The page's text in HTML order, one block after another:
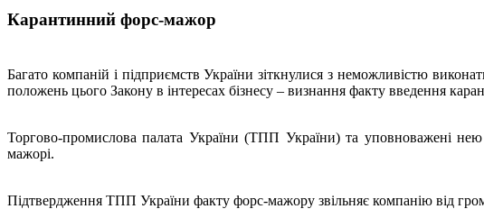
Карантинний форс-мажор
Багато компаній і підприємств України зіткнулися з неможливістю
положень цього Закону в інтересах бізнесу – визнання факту введення
Торгово-промислова палата України (ТПП України) та уповноважені
мажорі.
Підтвердження ТПП України факту форс-мажору звільняє компанію від